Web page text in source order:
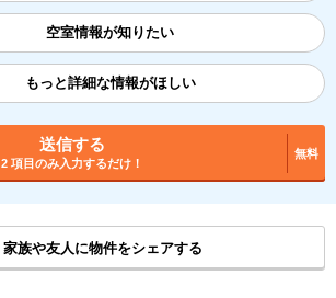
空室情報が知りたい
もっと詳細な情報がほしい
送信する
2 項目のみ入力するだけ！
無料
家族や友人に物件をシェアする